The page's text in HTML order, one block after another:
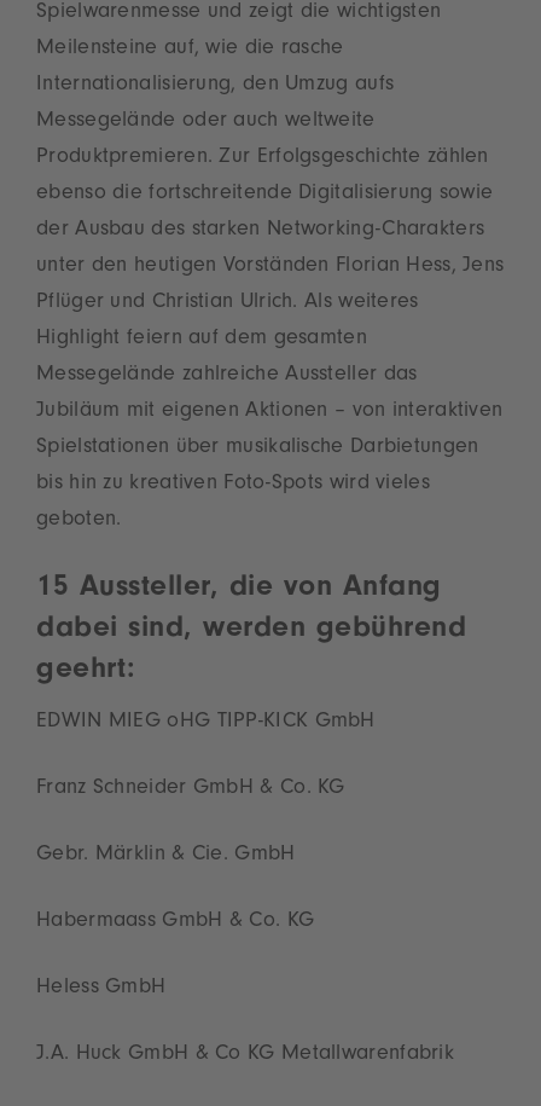
Spielwarenmesse und zeigt die wichtigsten
Meilensteine auf, wie die rasche
Internationalisierung, den Umzug aufs
Messegelände oder auch weltweite
Produktpremieren. Zur Erfolgsgeschichte zählen
ebenso die fortschreitende Digitalisierung sowie
der Ausbau des starken Networking-Charakters
unter den heutigen Vorständen Florian Hess, Jens
Pflüger und Christian Ulrich. Als weiteres
Highlight feiern auf dem gesamten
Messegelände zahlreiche Aussteller das
Jubiläum mit eigenen Aktionen – von interaktiven
Spielstationen über musikalische Darbietungen
bis hin zu kreativen Foto-Spots wird vieles
geboten.
15 Aussteller, die von Anfang
dabei sind, werden gebührend
geehrt:
EDWIN MIEG oHG TIPP-KICK GmbH
Franz Schneider GmbH & Co. KG
Gebr. Märklin & Cie. GmbH
Habermaass GmbH & Co. KG
Heless GmbH
J.A. Huck GmbH & Co KG Metallwarenfabrik